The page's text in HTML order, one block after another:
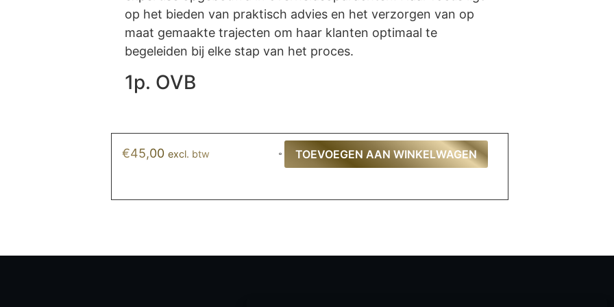
op het bieden van praktisch advies en het verzorgen van op
maat gemaakte trajecten om haar klanten optimaal te
begeleiden bij elke stap van het proces.
1p. OVB
€45,00 excl. btw TOEVOEGEN AAN WINKELWAGEN